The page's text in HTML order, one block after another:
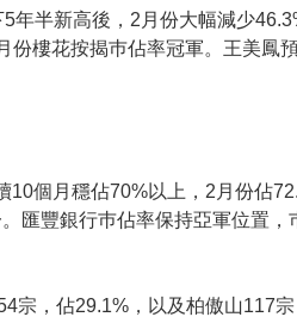
半新高後，2月份大幅減少
份樓花按揭巿佔率冠軍。王美鳳
個月穩佔70%以上，2月份佔
匯豐銀行巿佔率保持亞軍位置，
宗，佔29.1%，以及柏傲山117